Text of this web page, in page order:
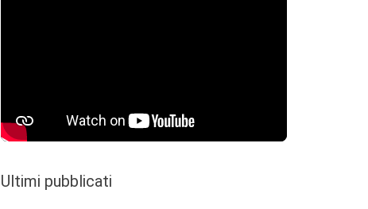
Ultimi pubblicati